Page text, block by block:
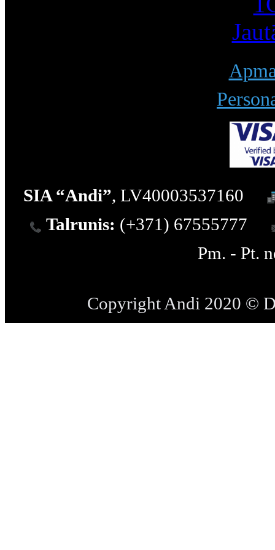
SIA “Andi”, LV40003537160
Talrunis: (+371) 67555777
Pm. - Pt.
Copyright Andi 2020 ©